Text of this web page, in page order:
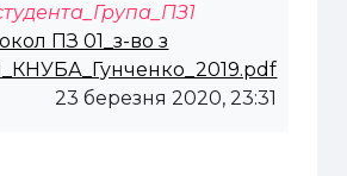
ПЗ 01_з-во з
23 березня 2020, 23:31